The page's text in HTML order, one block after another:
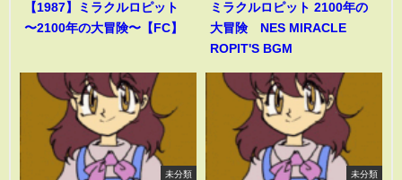
【1987】ミラクルロピット
〜2100年の大冒険〜【FC】
ミラクルロピット 2100年の
大冒険 NES MIRACLE
ROPIT'S BGM
未分類 未分類